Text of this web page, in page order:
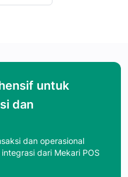
untuk
dan
dan operasional
dari Mekari POS